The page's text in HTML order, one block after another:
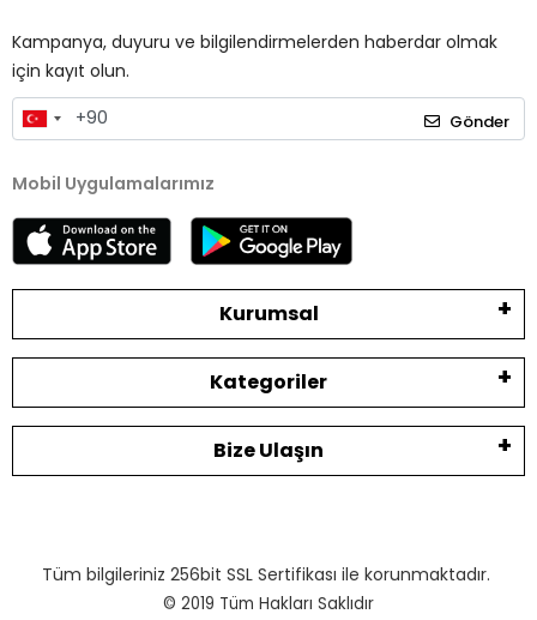
Kampanya, duyuru ve bilgilendirmelerden haberdar olmak
için kayıt olun.
Gönder
Mobil Uygulamalarımız
Kurumsal
Kategoriler
Bize Ulaşın
Tüm bilgileriniz 256bit SSL Sertifikası ile korunmaktadır.
© 2019 Tüm Hakları Saklıdır